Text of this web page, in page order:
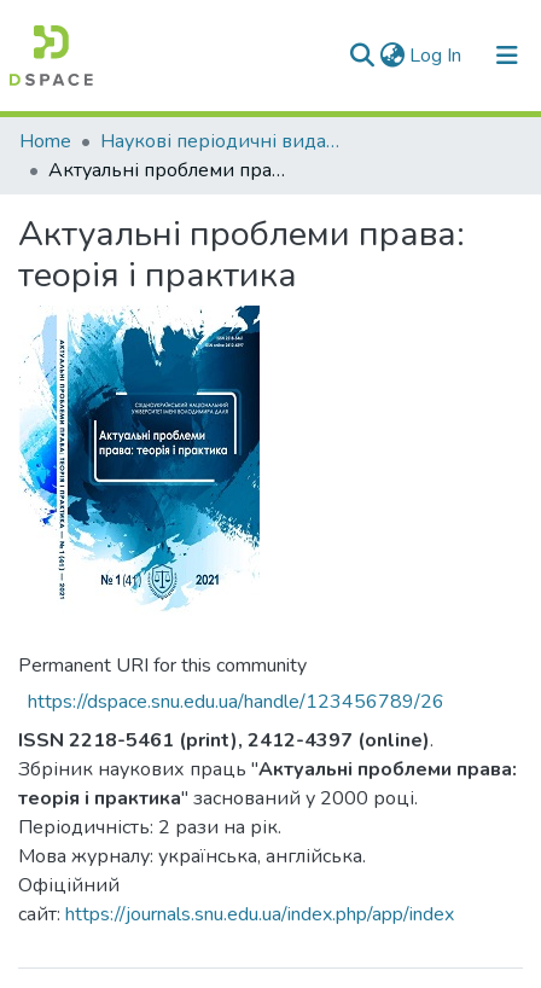
Log In (current)
Communities & Collections
All of DSpace
Statistics
Home
Наукові періодичні видання СНУ ім. В. Даля
Актуальні проблеми права: теорія і практика
Актуальні проблеми права:
теорія і практика
Permanent URI for this community
https://dspace.snu.edu.ua/handle/123456789/26
ISSN 2218-5461 (print), 2412-4397 (online).
Збріник наукових праць "Актуальні проблеми права:
теорія і практика" заснований у 2000 році.
Періодичність: 2 рази на рік.
Мова журналу: українська, англійська.
Офіційний
сайт: https://journals.snu.edu.ua/index.php/app/index